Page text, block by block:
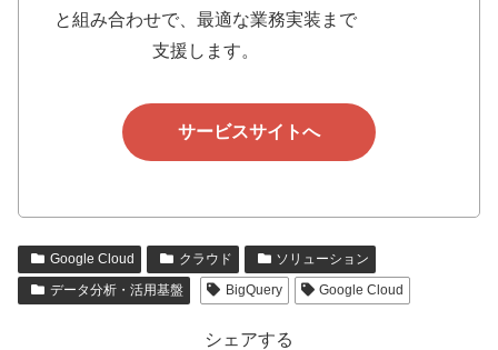
と組み合わせで、最適な業務実装まで
支援します。
サービスサイトへ
Google Cloud クラウド
ソリューション
データ分析・活用基盤
BigQuery Google Cloud
シェアする